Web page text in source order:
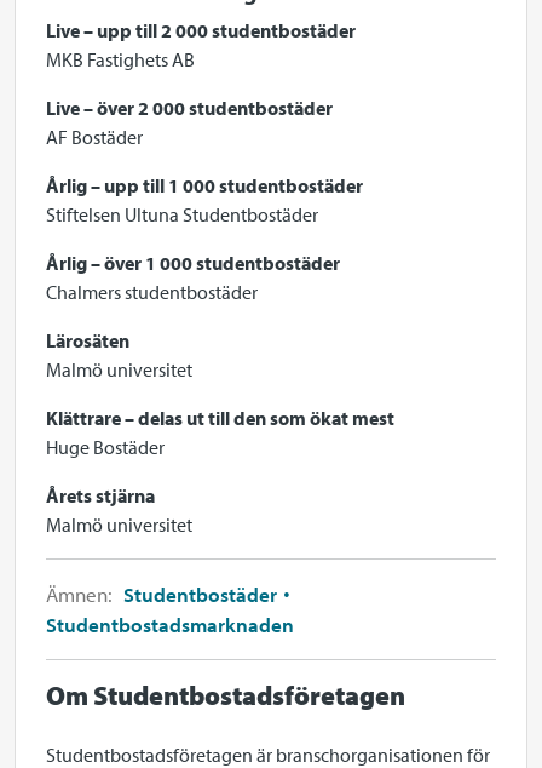
Live – upp till 2 000 studentbostäder
MKB Fastighets AB
Live – över 2 000 studentbostäder
AF Bostäder
Årlig – upp till 1 000 studentbostäder
Stiftelsen Ultuna Studentbostäder
Årlig – över 1 000 studentbostäder
Chalmers studentbostäder
Lärosäten
Malmö universitet
Klättrare – delas ut till den som ökat mest
Huge Bostäder
Årets stjärna
Malmö universitet
Ämnen: Studentbostäder
Studentbostadsmarknaden
Om Studentbostadsföretagen
Studentbostadsföretagen är branschorganisationen för